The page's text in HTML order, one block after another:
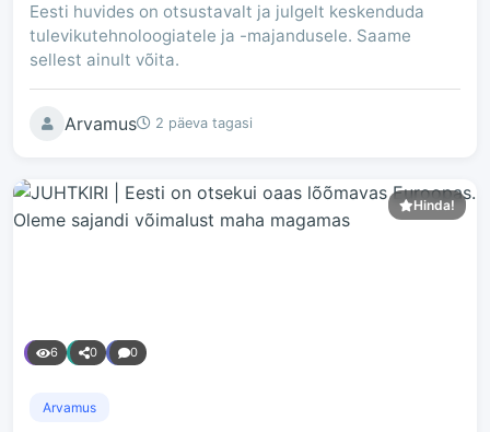
Eesti huvides on otsustavalt ja julgelt keskenduda
tulevikutehnoloogiatele ja -majandusele. Saame
sellest ainult võita.
Arvamus 2 päeva tagasi
Hinda!
6 0 0
Arvamus